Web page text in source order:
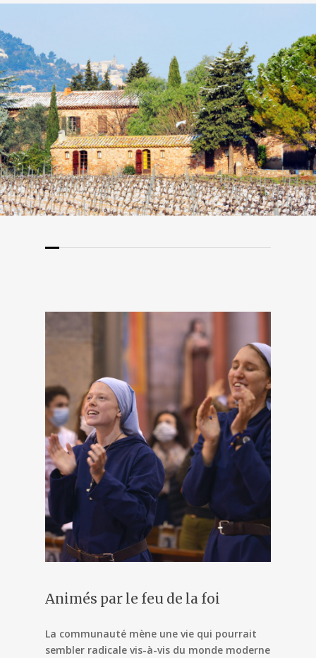
Animés par le feu de la foi
La communauté mène une vie qui pourrait
sembler radicale vis-à-vis du monde moderne